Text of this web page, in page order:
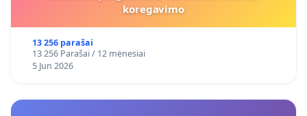
koregavimo
13 256 parašai
13 256 Parašai / 12 mėnesiai
5 Jun 2026